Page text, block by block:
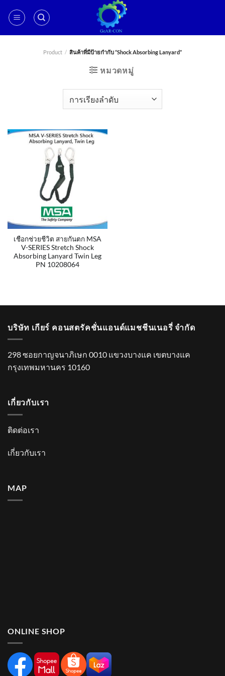
Product / สินค้าที่มีป้ายกำกับ “Shock Absorbing Lanyard”
หมวดหมู่
เชือกช่วยชีวิต สายกันตก MSA
V-SERIES Stretch Shock
Absorbing Lanyard Twin Leg
PN 10208064
บริษัท เกียร์ คอนสตรัคชั่นแอนด์แมชชีนเนอรี่ จำกัด
298 ซอยกาญจนาภิเษก 0010 แขวงบางแค เขตบางแค
กรุงเทพมหานคร 10160
เกี่ยวกับเรา
ติดต่อเรา
เกี่ยวกับเรา
MAP
ONLINE SHOP